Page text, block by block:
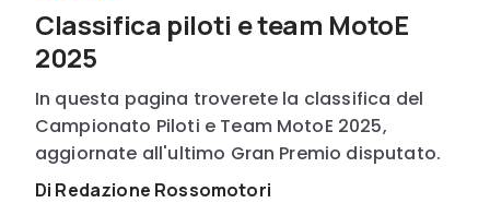
Classifica piloti e team MotoE
2025
In questa pagina troverete la classifica del
Campionato Piloti e Team MotoE 2025,
aggiornate all'ultimo Gran Premio disputato.
Di Redazione Rossomotori